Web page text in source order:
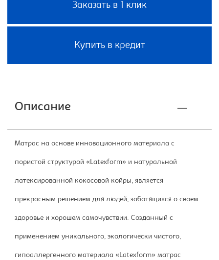
Заказать в 1 клик
Купить в кредит
Описание
Матрас на основе инновационного материала с
пористой структурой «Latexform» и натуральной
латексированной кокосовой койры, является
прекрасным решением для людей, заботящихся о своем
здоровье и хорошем самочувствии. Созданный с
применением уникального, экологически чистого,
гипоаллергенного материала «Latexform» матрас